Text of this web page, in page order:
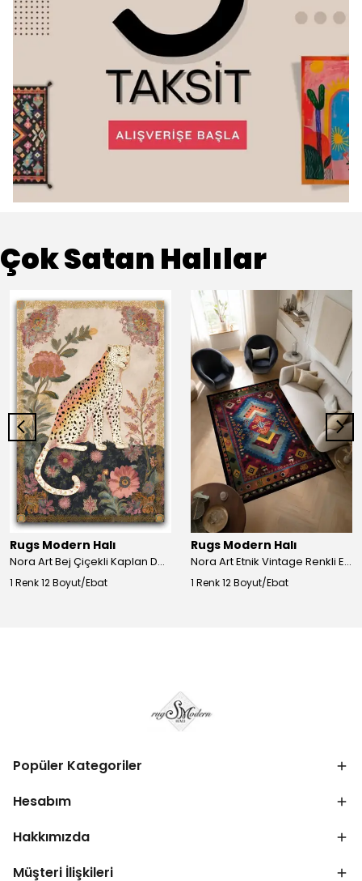
Çok Satan Halılar
Rugs Modern Halı
Nora Art Bej Çiçekli Kaplan Desenli Dokuma Taban Dekoratif Salon Halısı 61
1 Renk 12 Boyut/Ebat
Rugs Modern Halı
Nora Art Etnik Vintage Renkli Eskitme Dokuma Taban Dekoratif Salon Halısı 63
1 Renk 12 Boyut/Ebat
Popüler Kategoriler
Hesabım
Hakkımızda
Müşteri İlişkileri